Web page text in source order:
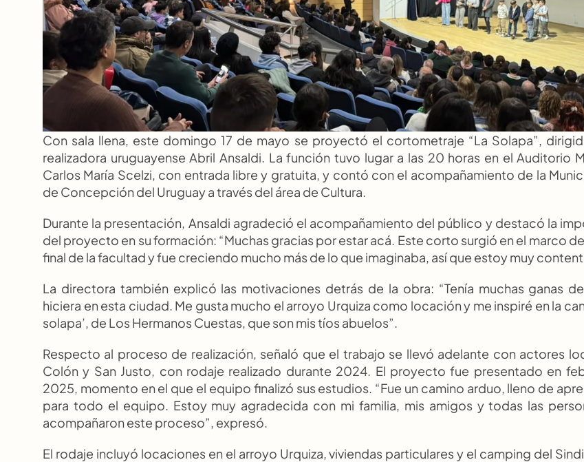
Con sala llena, este domingo 17 de mayo se proyectó el cortometraje “La Solapa”,
realizadora uruguayense Abril Ansaldi. La función tuvo lugar a las 20 horas en el Auditorio
Carlos María Scelzi, con entrada libre y gratuita, y contó con el acompañamiento de la
de Concepción del Uruguay a través del área de Cultura.
Durante la presentación, Ansaldi agradeció el acompañamiento del público y destacó la
del proyecto en su formación: “Muchas gracias por estar acá. Este corto surgió en el marco
final de la facultad y fue creciendo mucho más de lo que imaginaba, así que estoy muy
La directora también explicó las motivaciones detrás de la obra: “Tenía muchas ganas
hiciera en esta ciudad. Me gusta mucho el arroyo Urquiza como locación y me inspiré en la
solapa’, de Los Hermanos Cuestas, que son mis tíos abuelos”.
Respecto al proceso de realización, señaló que el trabajo se llevó adelante con actores
Colón y San Justo, con rodaje realizado durante 2024. El proyecto fue presentado en
2025, momento en el que el equipo finalizó sus estudios. “Fue un camino arduo, lleno de
para todo el equipo. Estoy muy agradecida con mi familia, mis amigos y todas las
acompañaron este proceso”, expresó.
El rodaje incluyó locaciones en el arroyo Urquiza, viviendas particulares y el camping del